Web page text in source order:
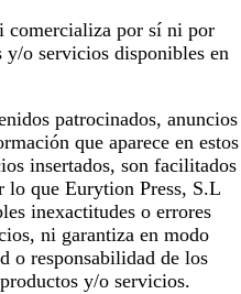
comercializa por sí ni por
y/o servicios disponibles en
patrocinados, anuncios
que aparece en estos
insertados, son facilitados
lo que Eurytion Press, S.L
inexactitudes o errores
ni garantiza en modo
o responsabilidad de los
y/o servicios.